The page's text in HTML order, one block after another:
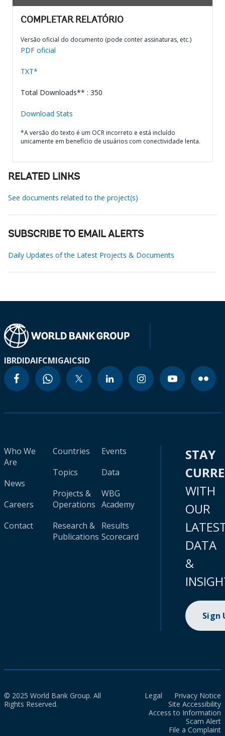
COMPLETAR RELATÓRIO
Versão oficial do documento (pode conter assinaturas, etc.)
PDF oficial
TXT*
Total Downloads** : 350
Download Stats
*A versão do texto é um OCR incorreto e está incluído
unicamente em benefício de usuários com conectividade lenta.
RELATED LINKS
See documents related to the project(s)
SUBSCRIBE TO EMAIL ALERTS
Daily Updates of the Latest Projects & Documents
IBRDIDAIFCMIGAICSID
Who We
Are
News
Careers
Contact
Countries
Topics
Projects &
Operations
Research &
Publications
Events
Data
WBG
Academy
Results
Scorecard
STAY
WITH
OUR
DATA
&
Sign
© 2025 World Bank Group. All
Rights Reserved.
Legal
Privacy Notice
Site Accessibility
Access to Information
Scam Alert
File a Complaint